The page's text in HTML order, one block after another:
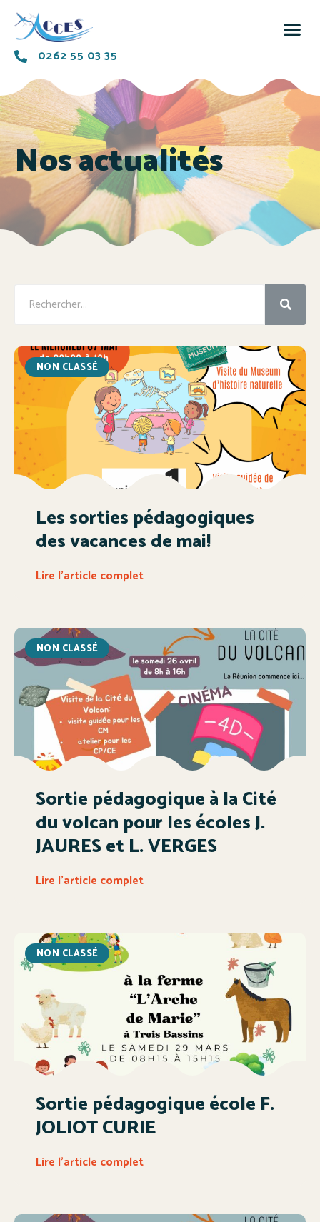
0262 55 03 35
Nos actualités
NON CLASSÉ
Les sorties pédagogiques
des vacances de mai!
Lire l'article complet
NON CLASSÉ
Sortie pédagogique à la Cité
du volcan pour les écoles J.
JAURES et L. VERGES
Lire l'article complet
NON CLASSÉ
Sortie pédagogique école F.
JOLIOT CURIE
Lire l'article complet